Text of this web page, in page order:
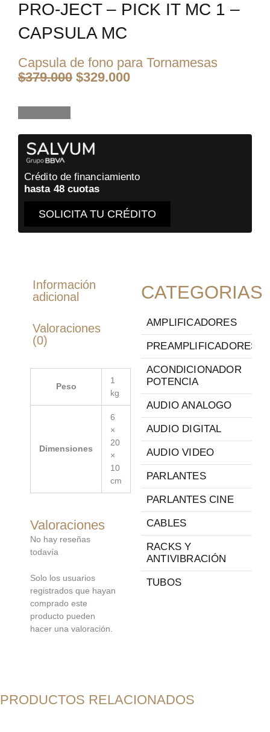
PRO-JECT – PICK IT MC 1 –
CAPSULA MC
Capsula de fono para Tornamesas
$379.000 El
$329.000El
Crédito de financiamiento
hasta 48 cuotas
SOLICITA TU CRÉDITO
Información
adicional
Valoraciones
(0)
Peso
1
kg
Dimensiones
6
×
20
×
10
cm
Valoraciones
No hay reseñas
todavía
Solo los usuarios
registrados que hayan
comprado este
producto pueden
hacer una valoración.
CATEGORIAS
AMPLIFICADORES
PREAMPLIFICADORES
ACONDICIONADOR
POTENCIA
AUDIO ANALOGO
AUDIO DIGITAL
AUDIO VIDEO
PARLANTES
PARLANTES CINE
CABLES
RACKS Y
ANTIVIBRACIÓN
TUBOS
PRODUCTOS RELACIONADOS